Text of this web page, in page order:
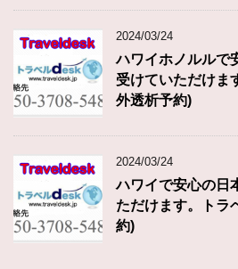
2024/03/24
ハワイホノルルで
受けていただけま
外透析予約)
2024/03/24
ハワイで安心の日
ただけます。トラ
約)